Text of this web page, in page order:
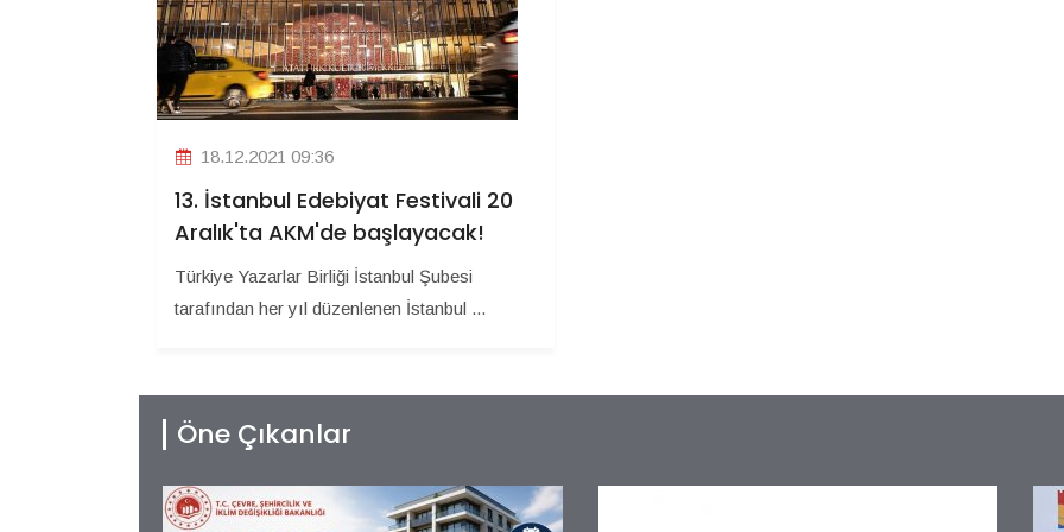
18.12.2021 09:36
13. İstanbul Edebiyat Festivali 20
Aralık'ta AKM'de başlayacak!
Türkiye Yazarlar Birliği İstanbul Şubesi
tarafından her yıl düzenlenen İstanbul ...
Öne Çıkanlar